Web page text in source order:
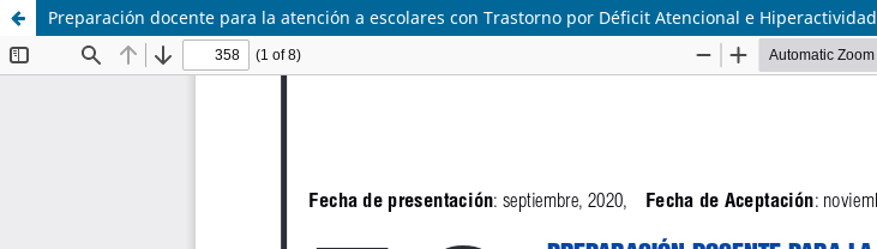
Preparación docente para la atención a escolares con Trastorno por Déficit Atencional e Hiperactividad